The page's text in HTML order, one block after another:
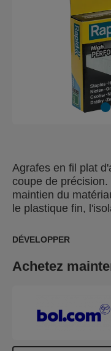
Agrafes en fil plat
coupe de
maintien du
le plastique fin,
DÉVELOPPER
Achetez